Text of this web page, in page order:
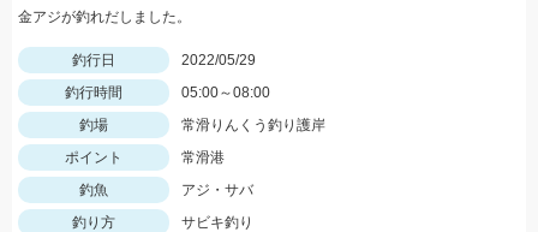
金アジが釣れだしました。
釣行日
2022/05/29
釣行時間
05:00～08:00
釣場
常滑りんくう釣り護岸
ポイント
常滑港
釣魚
アジ・サバ
釣り方
サビキ釣り